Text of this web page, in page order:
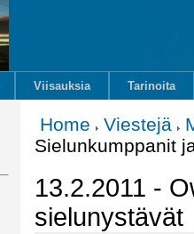
Viisauksia Tarinoita
Home Viestejä
Sielunkumppanit
13.2.2011 -
sielunystävät